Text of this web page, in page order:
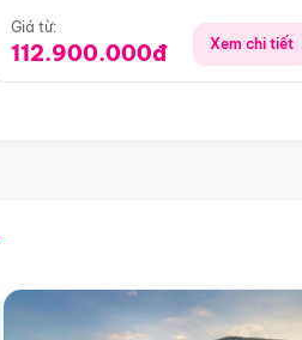
Giá từ:
112.900.000đ Xem chi tiết